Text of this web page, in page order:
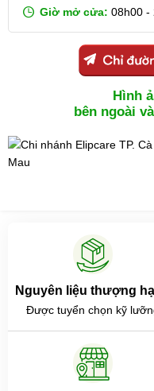
Giờ mở cửa: 08h00 -
Hình
bên ngoài
Nguyên liệu thượng
Được tuyển chọn kỹ